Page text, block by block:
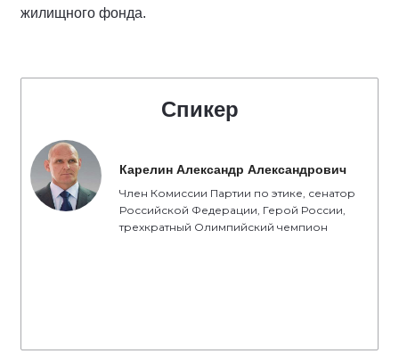
жилищного фонда.
Спикер
Карелин Александр Александрович
Член Комиссии Партии по этике, сенатор
Российской Федерации, Герой России,
трехкратный Олимпийский чемпион